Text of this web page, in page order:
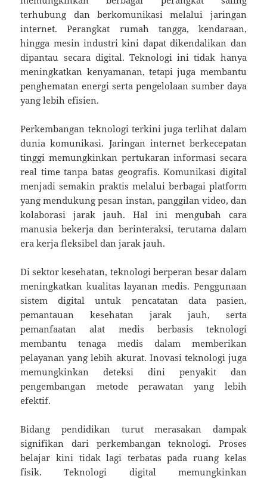
terhubung dan berkomunikasi melalui jaringan
internet. Perangkat rumah tangga, kendaraan,
hingga mesin industri kini dapat dikendalikan dan
dipantau secara digital. Teknologi ini tidak hanya
meningkatkan kenyamanan, tetapi juga membantu
penghematan energi serta pengelolaan sumber daya
yang lebih efisien.
Perkembangan teknologi terkini juga terlihat dalam
dunia komunikasi. Jaringan internet berkecepatan
tinggi memungkinkan pertukaran informasi secara
real time tanpa batas geografis. Komunikasi digital
menjadi semakin praktis melalui berbagai platform
yang mendukung pesan instan, panggilan video, dan
kolaborasi jarak jauh. Hal ini mengubah cara
manusia bekerja dan berinteraksi, terutama dalam
era kerja fleksibel dan jarak jauh.
Di sektor kesehatan, teknologi berperan besar dalam
meningkatkan kualitas layanan medis. Penggunaan
sistem digital untuk pencatatan data pasien,
pemantauan kesehatan jarak jauh, serta
pemanfaatan alat medis berbasis teknologi
membantu tenaga medis dalam memberikan
pelayanan yang lebih akurat. Inovasi teknologi juga
memungkinkan deteksi dini penyakit dan
pengembangan metode perawatan yang lebih
efektif.
Bidang pendidikan turut merasakan dampak
signifikan dari perkembangan teknologi. Proses
belajar kini tidak lagi terbatas pada ruang kelas
fisik. Teknologi digital memungkinkan